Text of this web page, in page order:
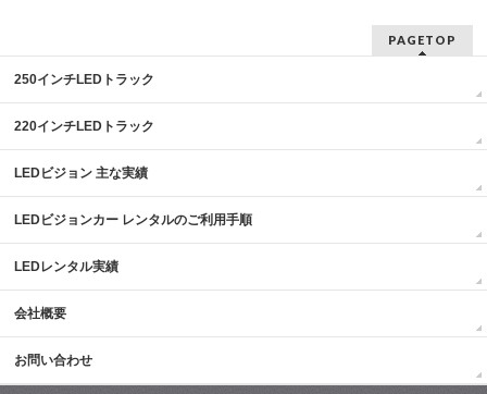
PAGETOP
250インチLEDトラック
220インチLEDトラック
LEDビジョン 主な実績
LEDビジョンカー レンタルのご利用手順
LEDレンタル実績
会社概要
お問い合わせ